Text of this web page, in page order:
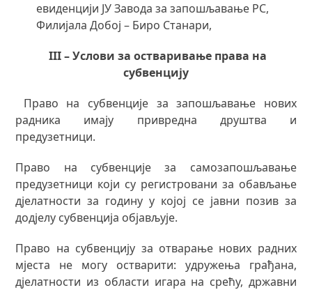
евиденцији ЈУ Завода за запошљавање РС,
Филијала Добој – Биро Станари,
III – Услови за остваривање права на
субвенцију
Право на субвенције за запошљавање нових
радника имају привредна друштва и
предузетници.
Право на субвенције за самозапошљавање
предузетници који су регистровани за обављање
дјелатности за годину у којој се јавни позив за
додјелу субвенција објављује.
Право на субвенцију за отварање нових радних
мјеста не могу остварити: удружења грађана,
дјелатности из области игара на срећу, државни